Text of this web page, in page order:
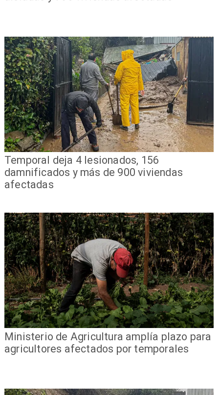
Temporal deja 4 lesionados, 156
damnificados y más de 900 viviendas
afectadas
Ministerio de Agricultura amplía plazo para
agricultores afectados por temporales